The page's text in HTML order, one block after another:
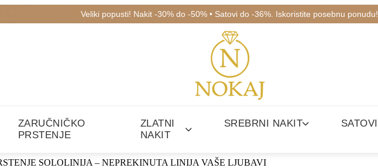
Veliki popusti! Nakit -30% do -50% • Satovi do -36%. Iskoristite posebnu ponudu!
ZARUČNIČKO
PRSTENJE
ZLATNI
NAKIT
SREBRNI NAKIT SATOVI
SOLOLINIJA – NEPREKINUTA LINIJA VAŠE LJUBAVI